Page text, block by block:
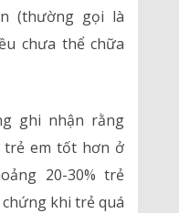
(thường gọi là
chưa thể chữa
ghi nhận rằng
trẻ em tốt hơn ở
20-30% trẻ
khi trẻ quá